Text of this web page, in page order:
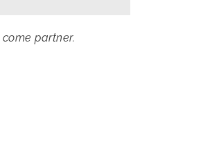
come partner.